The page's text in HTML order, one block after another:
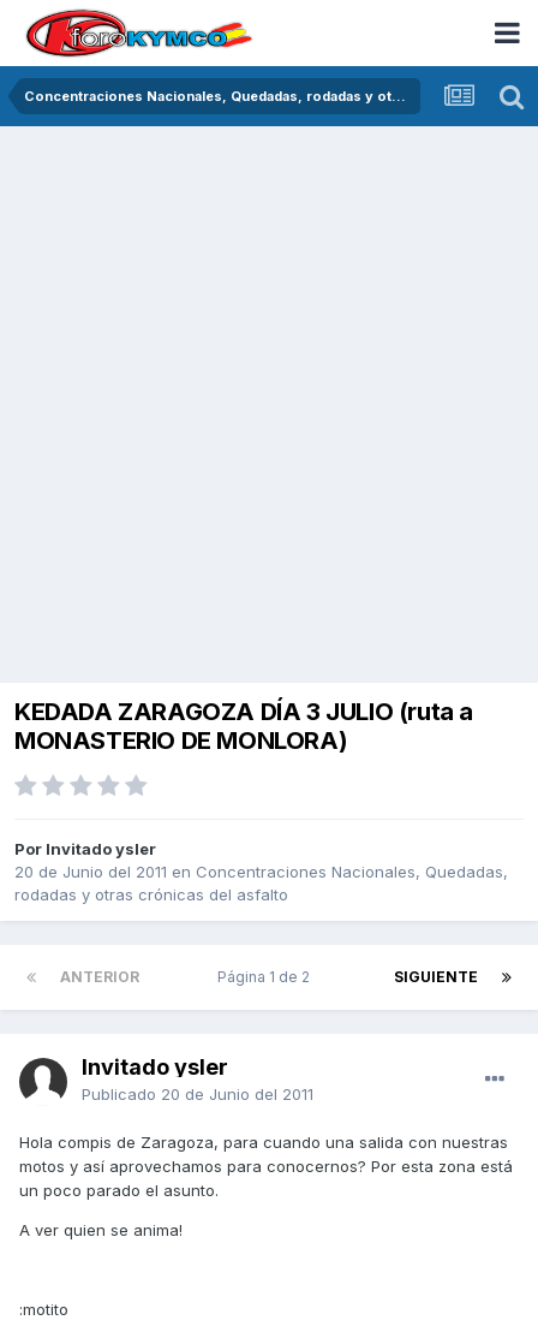
Concentraciones Nacionales, Quedadas, rodadas y otras crónicas del asfalto
KEDADA ZARAGOZA DÍA 3 JULIO (ruta a
MONASTERIO DE MONLORA)
Por Invitado ysler
20 de Junio del 2011 en Concentraciones Nacionales, Quedadas,
rodadas y otras crónicas del asfalto
ANTERIOR SIGUIENTE
Página 1 de 2
Invitado ysler
Publicado 20 de Junio del 2011
Hola compis de Zaragoza, para cuando una salida con nuestras
motos y así aprovechamos para conocernos? Por esta zona está
un poco parado el asunto.
A ver quien se anima!
:motito